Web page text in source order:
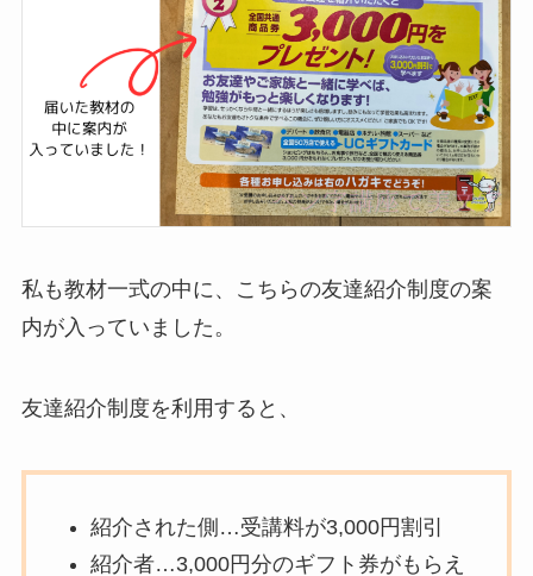
私も教材一式の中に、こちらの友達紹介制度の案
内が入っていました。
友達紹介制度を利用すると、
紹介された側…受講料が3,000円割引
紹介者…3,000円分のギフト券がもらえ